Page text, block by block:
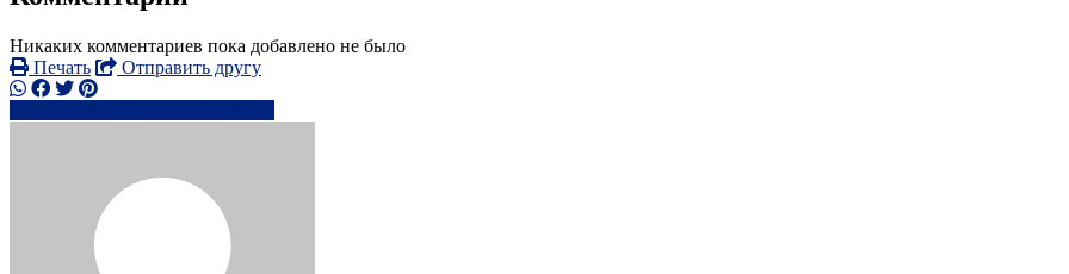
Никаких комментариев пока добавлено не было
Печать
Отправить другу